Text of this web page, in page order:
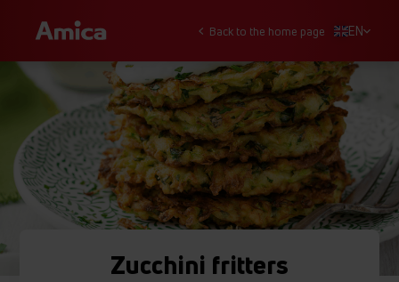
Back to the home page EN
Zucchini fritters